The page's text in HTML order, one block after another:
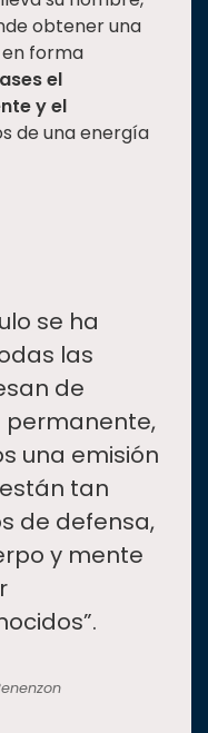
obtener una
forma
el
y el
de una energía
se ha
las
de
permanente,
una emisión
tan
de defensa,
y mente